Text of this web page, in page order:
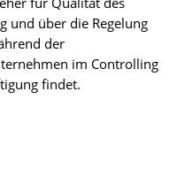
und über die Regelung
der
im Controlling
findet.